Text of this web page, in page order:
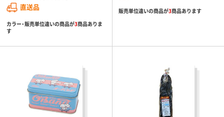
直送品
カラー・販売単位違いの商品が3商品ありま
す
販売単位違いの商品が3商品あります